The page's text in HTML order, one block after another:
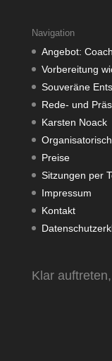
Navigation
Angebot:
Vorbereitung
Souveräne
Rede- und
Karsten Noack
Preise
Sitzungen per
Impressum
Kontakt
Klar